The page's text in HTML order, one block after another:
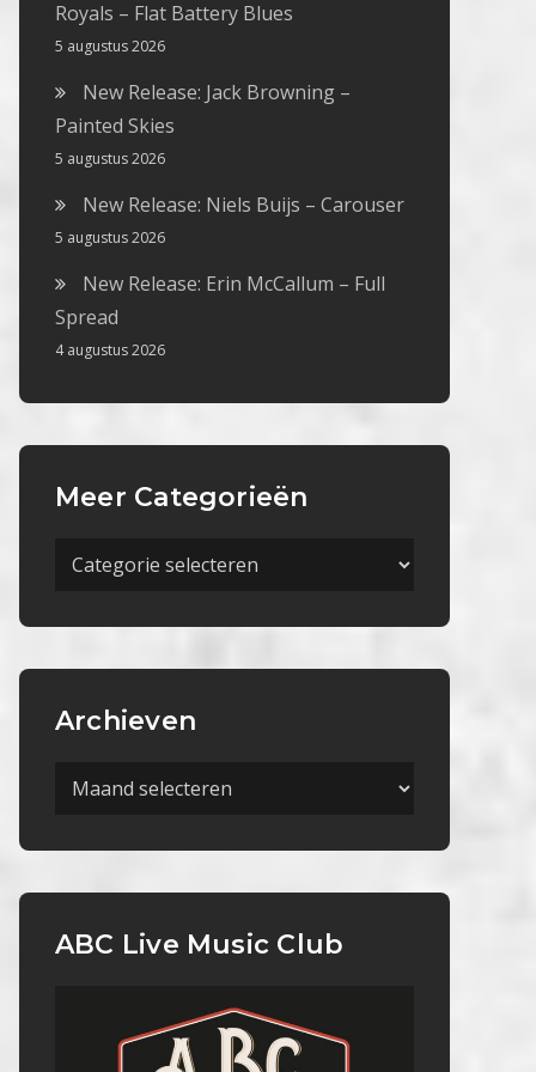
Royals – Flat Battery Blues
5 augustus 2026
New Release: Jack Browning –
Painted Skies
5 augustus 2026
New Release: Niels Buijs – Carouser
5 augustus 2026
New Release: Erin McCallum – Full
Spread
4 augustus 2026
Meer Categorieën
Meer
Archieven
Archieven
ABC Live Music Club